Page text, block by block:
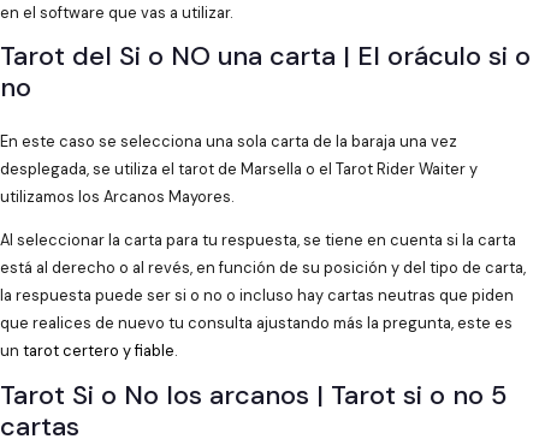
en el software que vas a utilizar.
Tarot del Si o NO una carta | El oráculo si o
no
En este caso se selecciona una sola carta de la baraja una vez
desplegada, se utiliza el tarot de Marsella o el Tarot Rider Waiter y
utilizamos los Arcanos Mayores.
Al seleccionar la carta para tu respuesta, se tiene en cuenta si la carta
está al derecho o al revés, en función de su posición y del tipo de carta,
la respuesta puede ser si o no o incluso hay cartas neutras que piden
que realices de nuevo tu consulta ajustando más la pregunta, este es
un tarot certero y fiable.
Tarot Si o No los arcanos | Tarot si o no 5
cartas